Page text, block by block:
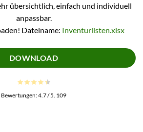
übersichtlich, einfach und individuell
anpassbar.
Dateiname: Inventurlisten.xlsx
DOWNLOAD
Bewertungen:4.7/ 5. 109